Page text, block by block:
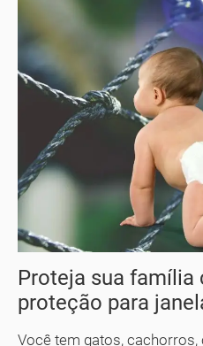
Proteja sua família
proteção para
Você tem gatos,